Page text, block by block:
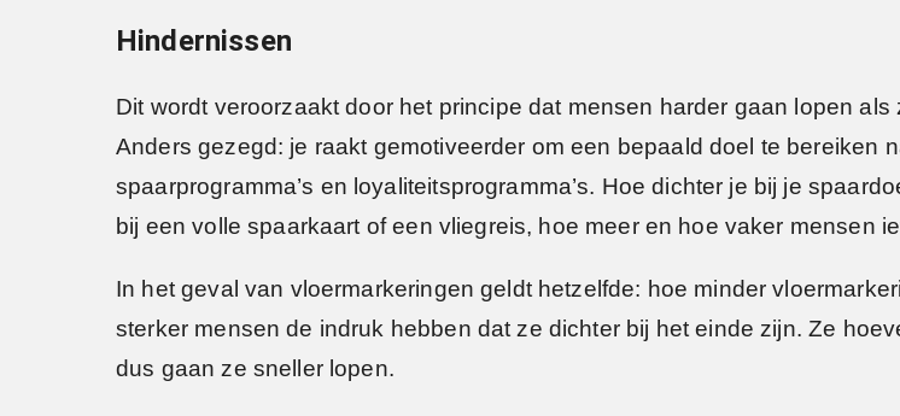
Hindernissen
Dit wordt veroorzaakt door het principe dat mensen harder gaan lopen
Anders gezegd: je raakt gemotiveerder om een bepaald doel te bereiken
spaarprogramma’s en loyaliteitsprogramma’s. Hoe dichter je bij je
bij een volle spaarkaart of een vliegreis, hoe meer en hoe vaker mensen
In het geval van vloermarkeringen geldt hetzelfde: hoe minder
sterker mensen de indruk hebben dat ze dichter bij het einde zijn. Ze
dus gaan ze sneller lopen.